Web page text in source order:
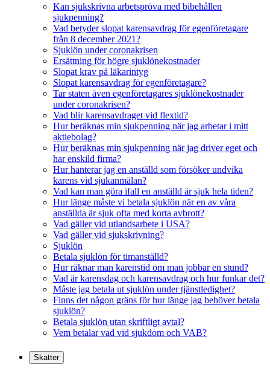
Kan sjukskrivna arbetspröva med bibehållen
sjukpenning?
Vad betyder slopat karensavdrag för egenföretagare
från 8 december 2021?
Sjuklön under coronakrisen
Ersättning för högre sjuklönekostnader
Slopat krav på läkarintyg
Slopat karensavdrag för egenföretagare?
Tar staten även egenföretagares sjuklönekostnader
under coronakrisen?
Vad blir karensavdraget vid flextid?
Hur beräknas min sjukpenning när jag arbetar i mitt
aktiebolag?
Hur beräknas min sjukpenning när jag driver eget och
har enskild firma?
Hur hanterar jag en anställd som försöker undvika
karens vid sjukanmälan?
Vad kan man göra ifall en anställd är sjuk hela tiden?
Hur länge måste vi betala sjuklön när en av våra
anställda är sjuk ofta med korta avbrott?
Vad gäller vid utlandsarbete i USA?
Vad gäller vid sjukskrivning?
Sjuklön
Betala sjuklön för timanställd?
Hur räknar man karenstid om man jobbar en stund?
Vad är karensdag och karensavdrag och hur funkar det?
Måste jag betala ut sjuklön under tjänstledighet?
Finns det någon gräns för hur länge jag behöver betala
sjuklön?
Betala sjuklön utan skriftligt avtal?
Vem betalar vad vid sjukdom och VAB?
Skatter